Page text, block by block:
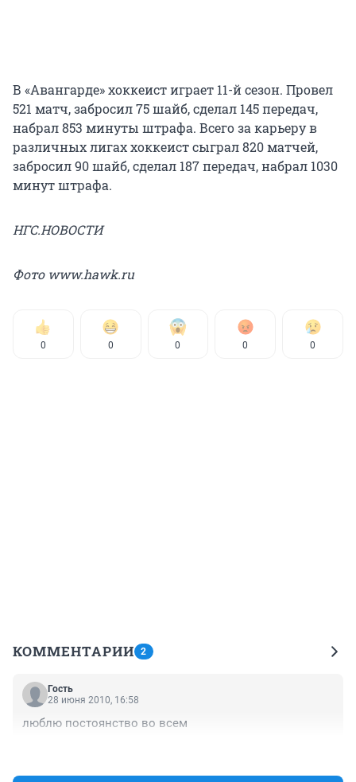
В «Авангарде» хоккеист играет 11-й сезон. Провел
521 матч, забросил 75 шайб, сделал 145 передач,
набрал 853 минуты штрафа. Всего за карьеру в
различных лигах хоккеист сыграл 820 матчей,
забросил 90 шайб, сделал 187 передач, набрал 1030
минут штрафа.
НГС.НОВОСТИ
Фото www.hawk.ru
0 0 0 0 0
КОММЕНТАРИИ 2
Гость
28 июня 2010, 16:58
люблю постоянство во всем